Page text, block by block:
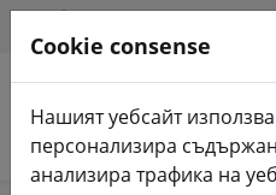
Търсене на продукти
Cookie consense
Нашият уебсайт използва
персонализира
анализира трафика на